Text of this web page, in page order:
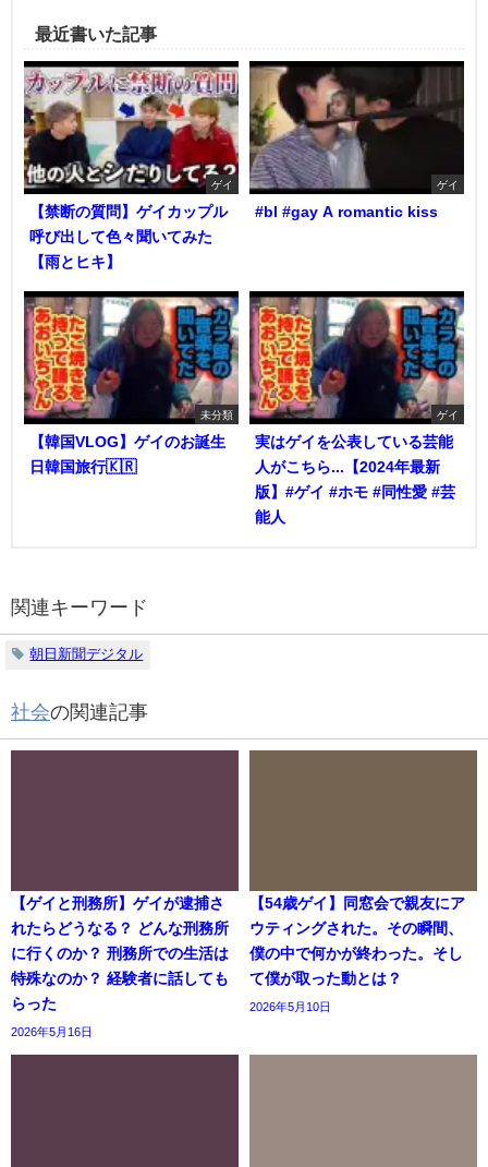
最近書いた記事
ゲイ
【禁断の質問】ゲイカップル
呼び出して色々聞いてみた
【雨とヒキ】
ゲイ
#bl #gay A romantic kiss
未分類
【韓国VLOG】ゲイのお誕生
日韓国旅行🇰🇷
ゲイ
実はゲイを公表している芸能
人がこちら...【2024年最新
版】#ゲイ #ホモ #同性愛 #芸
能人
関連キーワード
朝日新聞デジタル
社会の関連記事
【ゲイと刑務所】ゲイが逮捕さ
れたらどうなる？ どんな刑務所
に行くのか？ 刑務所での生活は
特殊なのか？ 経験者に話しても
らった
2026年5月16日
【54歳ゲイ】同窓会で親友にア
ウティングされた。その瞬間、
僕の中で何かが終わった。そし
て僕が取った動とは？
2026年5月10日